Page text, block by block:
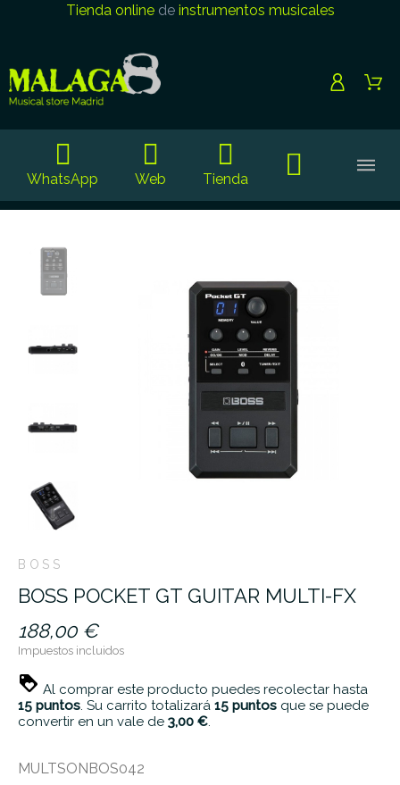
Tienda onlinede instrumentos musicales
WhatsApp Web Tienda
BOSS
BOSS POCKET GT GUITAR MULTI-FX
188,00 €
Impuestos incluidos
Al comprar este producto puedes recolectar hasta
15 puntos. Su carrito totalizará 15 puntos que se puede
convertir en un vale de 3,00 €.
MULTSONBOS042